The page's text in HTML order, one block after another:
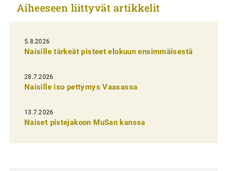
k
e
l
i
e
n
e
Aiheeseen liittyvät artikkelit
5.8.2026
Naisille tärkeät pisteet elokuun ensimmäisestä
28.7.2026
Naisille iso pettymys Vaasassa
13.7.2026
Naiset pistejakoon MuSan kanssa